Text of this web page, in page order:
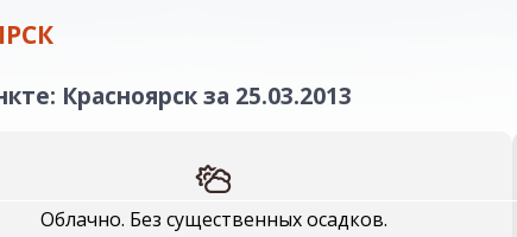
Красноярск за 25.03.2013
Облачно. Без существенных осадков.